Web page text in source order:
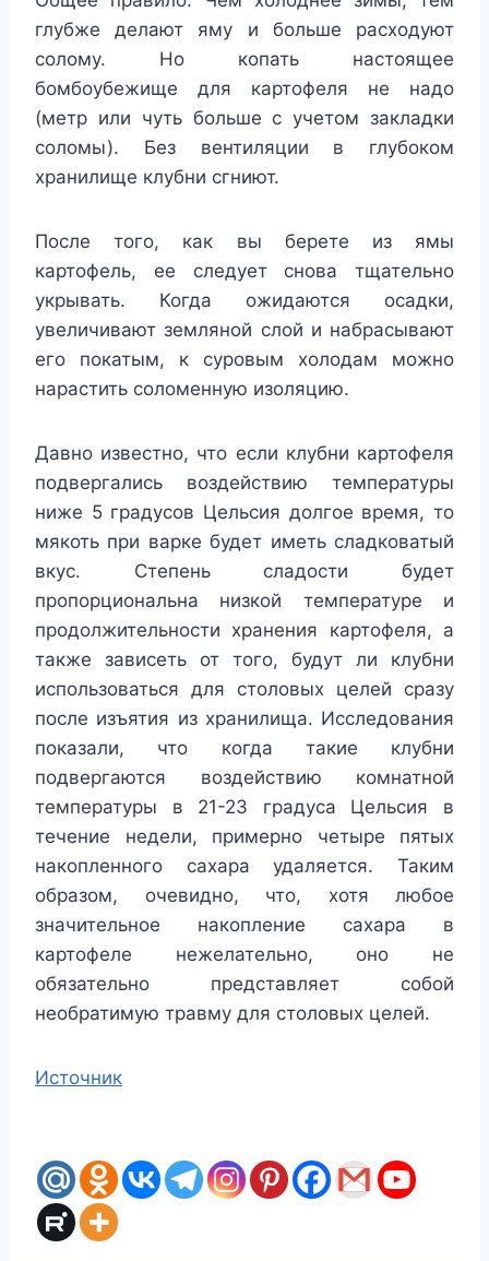
глубже делают яму и больше расходуют
солому. Но копать настоящее
бомбоубежище для картофеля не надо
(метр или чуть больше с учетом закладки
соломы). Без вентиляции в глубоком
хранилище клубни сгниют.
После того, как вы берете из ямы
картофель, ее следует снова тщательно
укрывать. Когда ожидаются осадки,
увеличивают земляной слой и набрасывают
его покатым, к суровым холодам можно
нарастить соломенную изоляцию.
Давно известно, что если клубни картофеля
подвергались воздействию температуры
ниже 5 градусов Цельсия долгое время, то
мякоть при варке будет иметь сладковатый
вкус. Степень сладости будет
пропорциональна низкой температуре и
продолжительности хранения картофеля, а
также зависеть от того, будут ли клубни
использоваться для столовых целей сразу
после изъятия из хранилища. Исследования
показали, что когда такие клубни
подвергаются воздействию комнатной
температуры в 21-23 градуса Цельсия в
течение недели, примерно четыре пятых
накопленного сахара удаляется. Таким
образом, очевидно, что, хотя любое
значительное накопление сахара в
картофеле нежелательно, оно не
обязательно представляет собой
необратимую травму для столовых целей.
Источник